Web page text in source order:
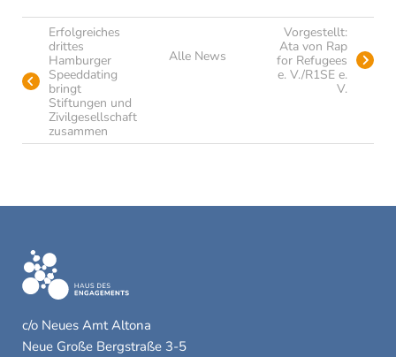
Erfolgreiches
drittes
Hamburger
Speeddating
bringt
Stiftungen und
Zivilgesellschaft
zusammen
Alle News
Vorgestellt:
Ata von Rap
for Refugees
e. V./R1SE e.
V.
c/o Neues Amt Altona
Neue Große Bergstraße 3-5